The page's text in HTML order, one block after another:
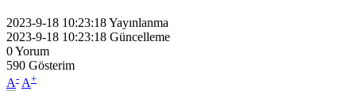
2023-9-18 10:23:18Yayınlanma
2023-9-18 10:23:18 Güncelleme
0Yorum
590 Gösterim
A- A+